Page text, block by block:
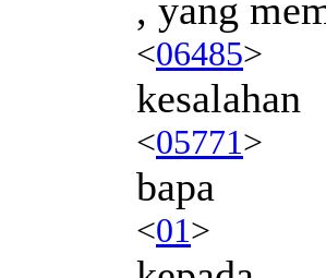
, yang
<06485>
kesalahan
<05771>
bapa
<01>